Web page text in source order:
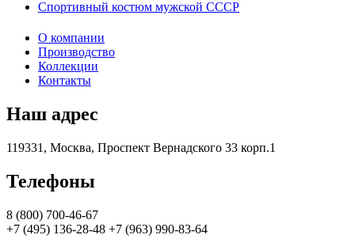
Спортивный костюм мужской СССР
О компании
Производство
Коллекции
Контакты
Наш адрес
119331, Москва, Проспект Вернадского 33 корп.1
Телефоны
8 (800) 700-46-67
+7 (495) 136-28-48 +7 (963) 990-83-64